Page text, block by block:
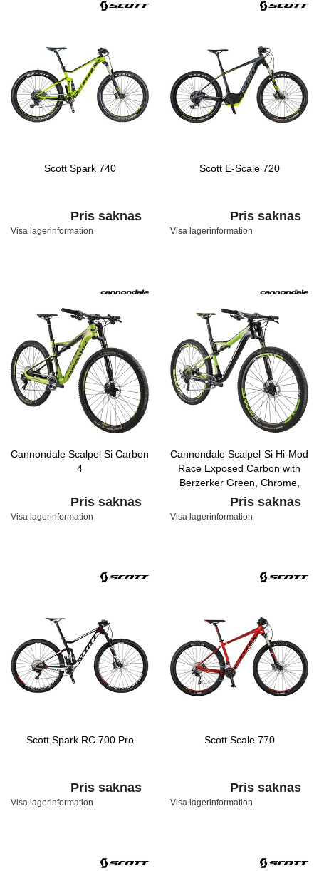
Scott Spark 740
Pris saknas
Visa lagerinformation
Scott E-Scale 720
Pris saknas
Visa lagerinformation
Cannondale Scalpel Si Carbon
4
Pris saknas
Visa lagerinformation
Cannondale Scalpel-Si Hi-Mod
Race Exposed Carbon with
Berzerker Green, Chrome,
Matte Nearly Black, Gloss
Pris saknas
Visa lagerinformation
Scott Spark RC 700 Pro
Pris saknas
Visa lagerinformation
Scott Scale 770
Pris saknas
Visa lagerinformation